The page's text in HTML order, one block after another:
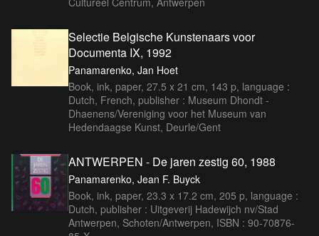
Selectie Belgische Kunstenaars voor
Documenta IX, 1992
Panamarenko, Jan Hoet
Book, ink, paper, 27.5 x 21 cm, 143 p, language :
Dutch, French, publisher : Museum Dhondt -
Dhaenens/Vereniging voor het Museum van
Hedendaagse Kunst, Deurle/Gent
ANTWERPEN - De jaren zestig 60, 1988
Panamarenko, Jean F. Buyck
Book, ink, paper, 23.3 x 17.2 cm, 205 p, language :
Dutch, publisher : Uitgeverij Hadewijch nv/Stad
Antwerpen, Schoten/Antwerpen, ISBN : 90-70876-